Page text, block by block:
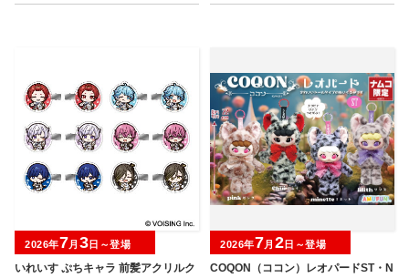
いれいす ぷちキャラ 前髪アクリルク
2026年7月 3日～登場
COQON（ココン）レオパードST・N
2026年7月 2日～登場